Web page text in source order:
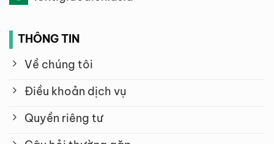
THÔNG TIN
Về chúng tôi
Điều khoản dịch vụ
Quyền riêng tư